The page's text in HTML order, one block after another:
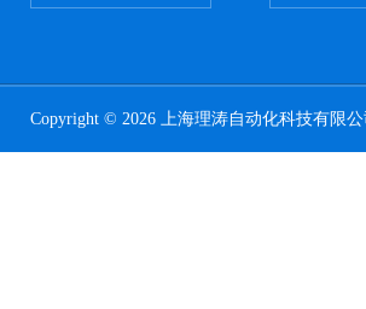
Copyright © 2026 上海理涛自动化科技有限